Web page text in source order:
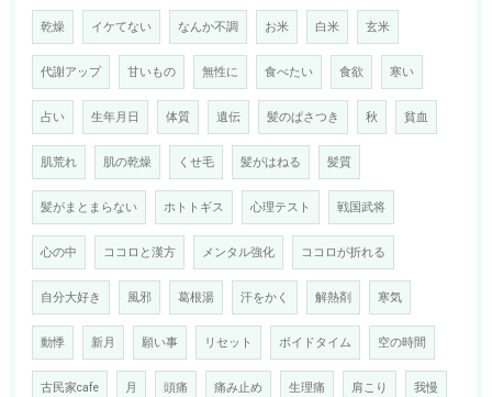
乾燥 イケてない なんか不調 お米 白米 玄米
代謝アップ 甘いもの 無性に 食べたい 食欲 寒い
占い 生年月日 体質 遺伝 髪のぱさつき 秋 貧血
肌荒れ 肌の乾燥 くせ毛 髪がはねる 髪質
髪がまとまらない ホトトギス 心理テスト 戦国武将
心の中 ココロと漢方 メンタル強化 ココロが折れる
自分大好き 風邪 葛根湯 汗をかく 解熱剤 寒気
動悸 新月 願い事 リセット ボイドタイム 空の時間
古民家cafe 月 頭痛 痛み止め 生理痛 肩こり 我慢